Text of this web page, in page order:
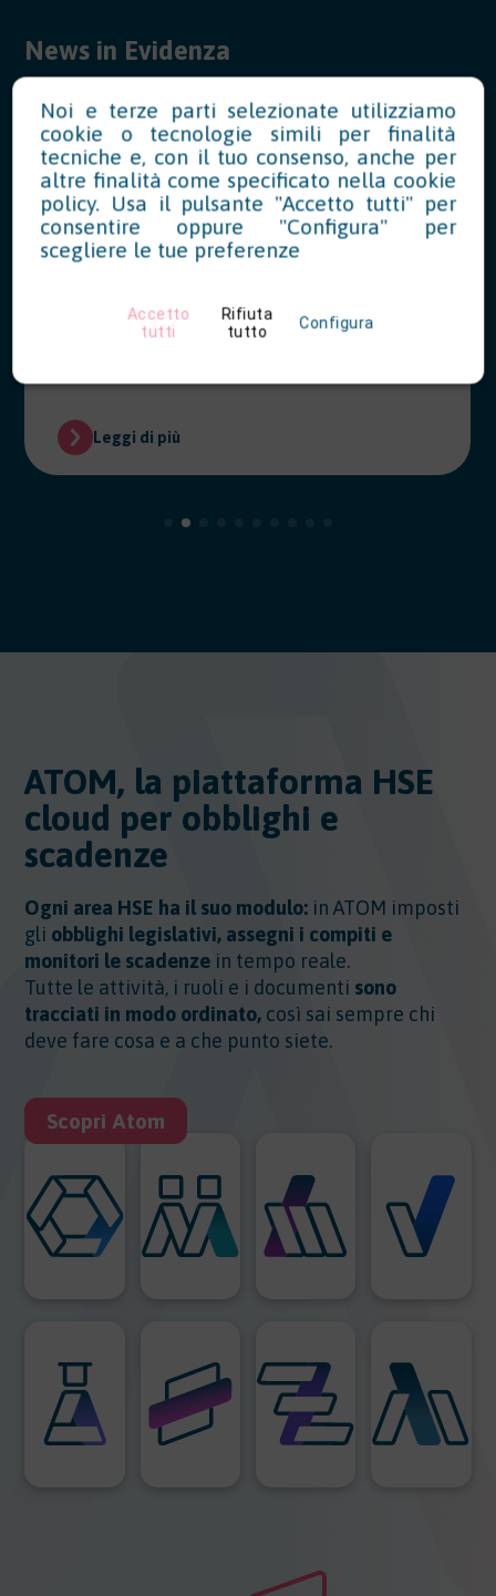
News in Evidenza
Modello OT23 2027: riduzione del
tasso INAIL per prevenzione
07/28/2026
Le aziende che hanno realizzato
richiedere la riduzione del tasso INAIL
entro il 28 febbraio 2027.
Leggi di più
ATOM, la piattaforma HSE
cloud per obblighi e
scadenze
Ogni area HSE ha il suo modulo: in ATOM imposti
gli obblighi legislativi, assegni i compiti e
monitori le scadenze in tempo reale.
Tutte le attività, i ruoli e i documenti sono
tracciati in modo ordinato, così sai sempre chi
deve fare cosa e a che punto siete.
Scopri Atom
Noi e terze parti selezionate utilizziamo
cookie o tecnologie simili per finalità
tecniche e, con il tuo consenso, anche per
altre finalità come specificato nella cookie
policy. Usa il pulsante "Accetto tutti" per
consentire oppure "Configura" per
scegliere le tue preferenze
Accetto
tutti
Rifiuta
tutto
Configura